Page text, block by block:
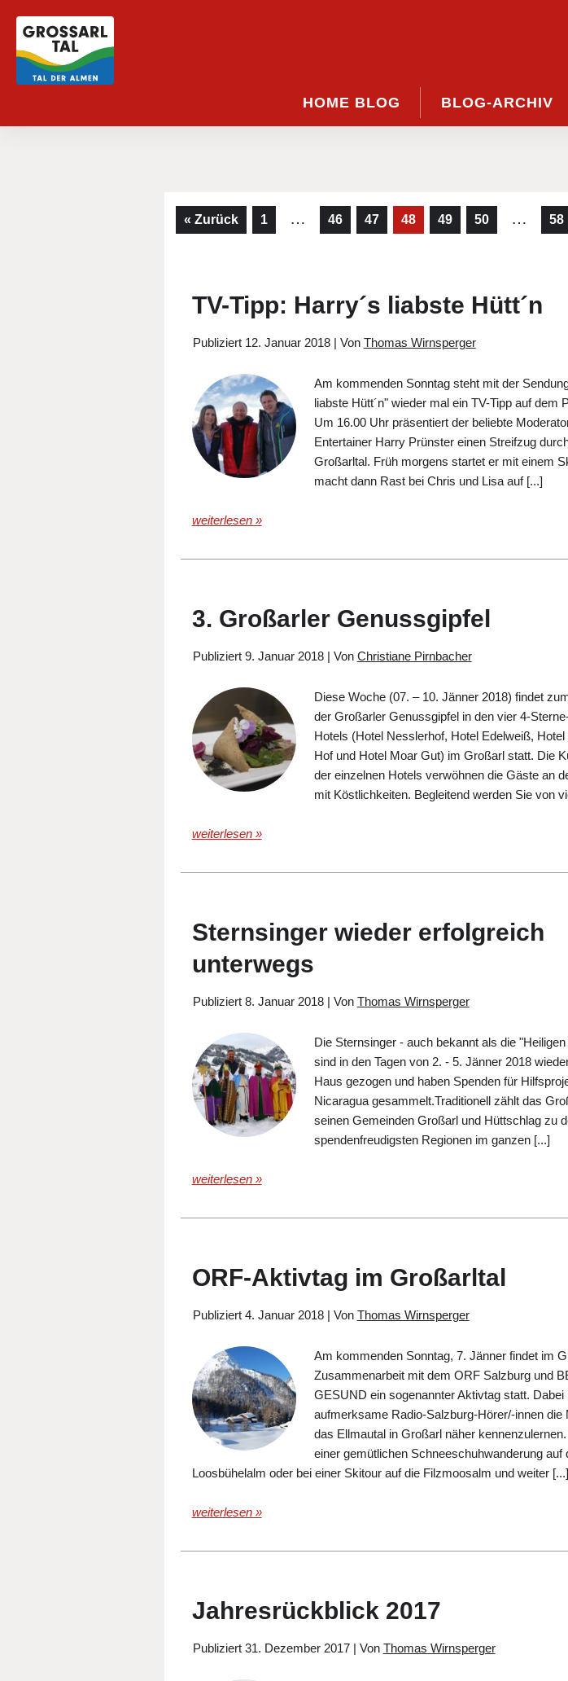
HOME BLOG BLOG-ARCHIV
« Zurück 1 … 46 47 48 49 50 … 58
TV-Tipp: Harry´s liabste Hütt´n
Publiziert 12. Januar 2018| Von Thomas Wirnsperger
Am kommenden Sonntag steht mit der
liabste Hütt´n" wieder mal ein TV-Tipp auf dem
Um 16.00 Uhr präsentiert der beliebte
Entertainer Harry Prünster einen Streifzug
Großarltal. Früh morgens startet er mit einem
macht dann Rast bei Chris und Lisa auf [...]
weiterlesen »
3. Großarler Genussgipfel
Publiziert 9. Januar 2018| Von Christiane Pirnbacher
Diese Woche (07. – 10. Jänner 2018) findet
der Großarler Genussgipfel in den vier 4-
Hotels (Hotel Nesslerhof, Hotel Edelweiß,
Hof und Hotel Moar Gut) im Großarl statt. Die
der einzelnen Hotels verwöhnen die Gäste an
mit Köstlichkeiten. Begleitend werden Sie von
weiterlesen »
Sternsinger wieder erfolgreich
unterwegs
Publiziert 8. Januar 2018| Von Thomas Wirnsperger
Die Sternsinger - auch bekannt als die
sind in den Tagen von 2. - 5. Jänner 2018
Haus gezogen und haben Spenden für
Nicaragua gesammelt.Traditionell zählt das
seinen Gemeinden Großarl und Hüttschlag zu
spendenfreudigsten Regionen im ganzen [...]
weiterlesen »
ORF-Aktivtag im Großarltal
Publiziert 4. Januar 2018| Von Thomas Wirnsperger
Am kommenden Sonntag, 7. Jänner findet im
Zusammenarbeit mit dem ORF Salzburg und
GESUND ein sogenannter Aktivtag statt. Dabei
aufmerksame Radio-Salzburg-Hörer/-innen die
das Ellmautal in Großarl näher
einer gemütlichen Schneeschuhwanderung auf
Loosbühelalm oder bei einer Skitour auf die Filzmoosalm und weiter [...]
weiterlesen »
Jahresrückblick 2017
Publiziert 31. Dezember 2017| Von Thomas Wirnsperger